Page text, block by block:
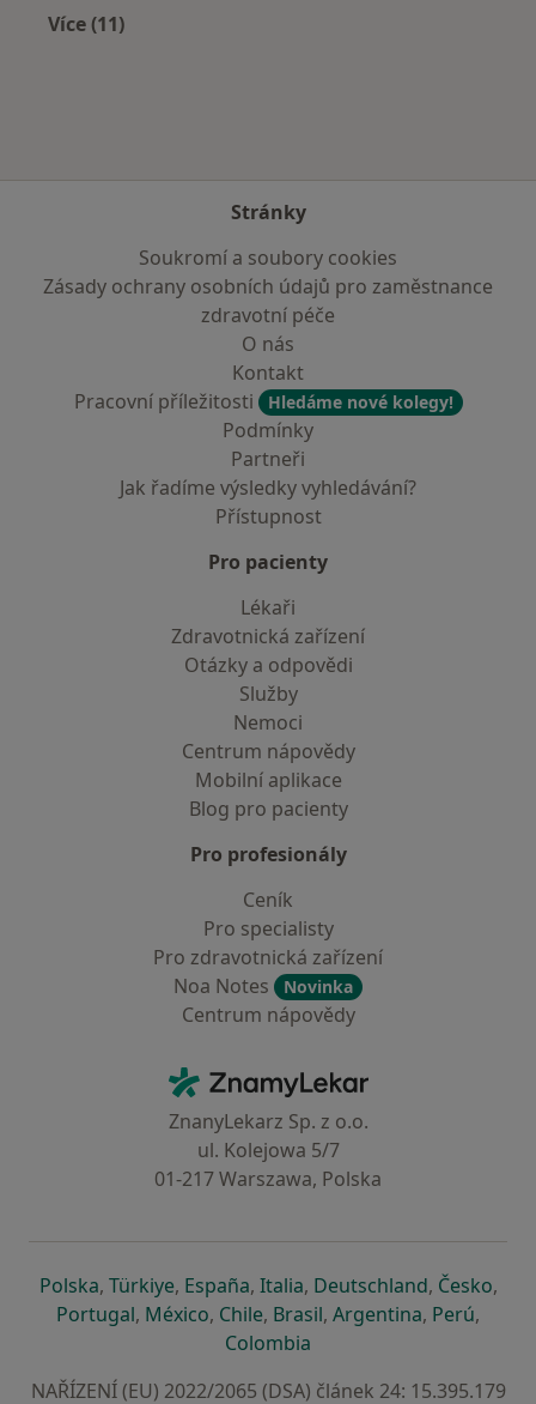
Více (11)
Stránky
Soukromí a soubory cookies
Zásady ochrany osobních údajů pro zaměstnance
zdravotní péče
O nás
Kontakt
Pracovní příležitosti
Hledáme nové kolegy!
Podmínky
Partneři
Jak řadíme výsledky vyhledávání?
Přístupnost
Pro pacienty
Lékaři
Zdravotnická zařízení
Otázky a odpovědi
Služby
Nemoci
Centrum nápovědy
Mobilní aplikace
Blog pro pacienty
Pro profesionály
Ceník
Pro specialisty
Pro zdravotnická zařízení
Noa Notes
Novinka
Centrum nápovědy
ZnamyLekar - Hlavní stránka
ZnanyLekarz Sp. z o.o.
ul. Kolejowa 5/7
01-217 Warszawa, Polska
Polskase otevře v nové záložce
, Türkiyese otevře v nové záložce
, Españase otevře v nové záložce
, Italiase otevře v nové záložce
, Deutschlandse otevře v
, Českose
,
Portugalse otevře v nové záložce
, Méxicose otevře v nové záložce
, Chilese otevře v nové záložce
, Brasilse otevře v nové
, Argentinase otevře v
, Perúse
,
Colombia
NAŘÍZENÍ (EU) 2022/2065 (DSA) článek 24: 15.395.179